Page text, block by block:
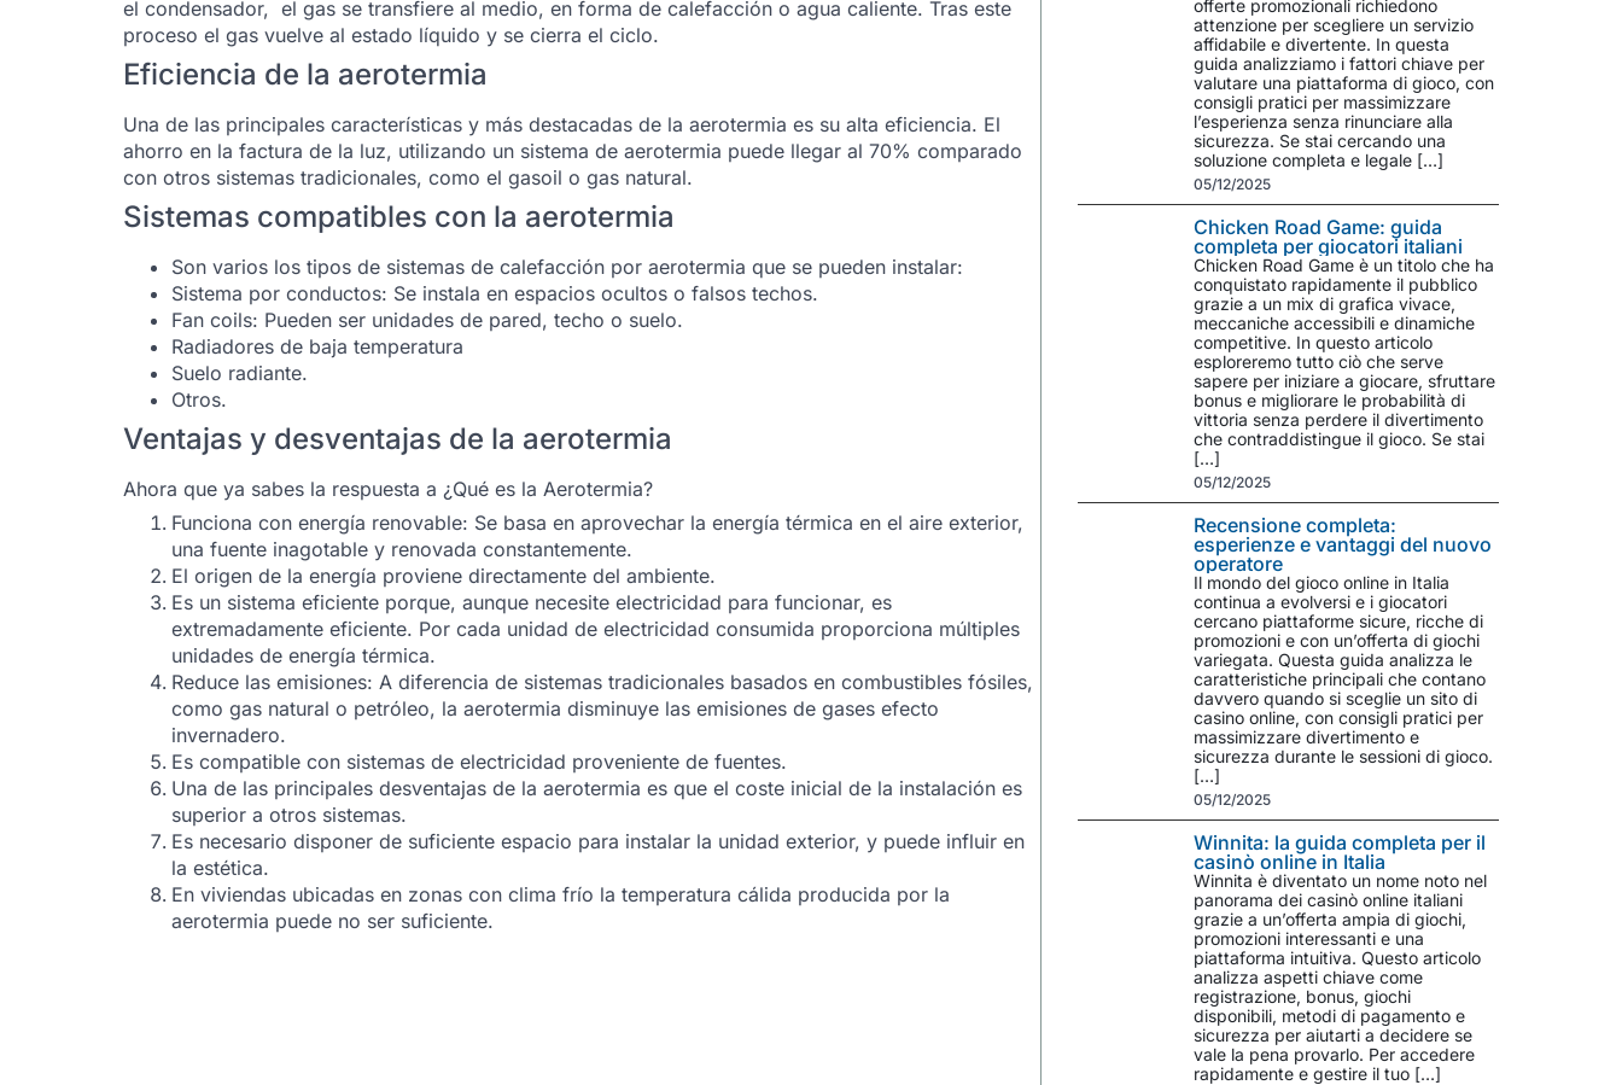
el condensador, el gas se transfiere al medio, en forma de calefacción o agua caliente. Tras este
proceso el gas vuelve al estado líquido y se cierra el ciclo.
Eficiencia de la aerotermia
Una de las principales características y más destacadas de la aerotermia es su alta eficiencia. El
ahorro en la factura de la luz, utilizando un sistema de aerotermia puede llegar al 70% comparado
con otros sistemas tradicionales, como el gasoil o gas natural.
Sistemas compatibles con la aerotermia
Son varios los tipos de sistemas de calefacción por aerotermia que se pueden instalar:
Sistema por conductos: Se instala en espacios ocultos o falsos techos.
Fan coils: Pueden ser unidades de pared, techo o suelo.
Radiadores de baja temperatura
Suelo radiante.
Otros.
Ventajas y desventajas de la aerotermia
Ahora que ya sabes la respuesta a ¿Qué es la Aerotermia?
Funciona con energía renovable: Se basa en aprovechar la energía térmica en el aire exterior,
una fuente inagotable y renovada constantemente.
El origen de la energía proviene directamente del ambiente.
Es un sistema eficiente porque, aunque necesite electricidad para funcionar, es
extremadamente eficiente. Por cada unidad de electricidad consumida proporciona múltiples
unidades de energía térmica.
Reduce las emisiones: A diferencia de sistemas tradicionales basados en combustibles fósiles,
como gas natural o petróleo, la aerotermia disminuye las emisiones de gases efecto
invernadero.
Es compatible con sistemas de electricidad proveniente de fuentes.
Una de las principales desventajas de la aerotermia es que el coste inicial de la instalación es
superior a otros sistemas.
Es necesario disponer de suficiente espacio para instalar la unidad exterior, y puede influir en
la estética.
En viviendas ubicadas en zonas con clima frío la temperatura cálida producida por la
aerotermia puede no ser suficiente.
offerte promozionali richiedono
attenzione per scegliere un servizio
affidabile e divertente. In questa
guida analizziamo i fattori chiave per
valutare una piattaforma di gioco, con
consigli pratici per massimizzare
l’esperienza senza rinunciare alla
sicurezza. Se stai cercando una
soluzione completa e legale […]
05/12/2025
Chicken Road Game: guida
completa per giocatori italiani
Chicken Road Game è un titolo che ha
conquistato rapidamente il pubblico
grazie a un mix di grafica vivace,
meccaniche accessibili e dinamiche
competitive. In questo articolo
esploreremo tutto ciò che serve
sapere per iniziare a giocare, sfruttare
bonus e migliorare le probabilità di
vittoria senza perdere il divertimento
che contraddistingue il gioco. Se stai
[…]
05/12/2025
Recensione completa:
esperienze e vantaggi del nuovo
operatore
Il mondo del gioco online in Italia
continua a evolversi e i giocatori
cercano piattaforme sicure, ricche di
promozioni e con un’offerta di giochi
variegata. Questa guida analizza le
caratteristiche principali che contano
davvero quando si sceglie un sito di
casino online, con consigli pratici per
massimizzare divertimento e
sicurezza durante le sessioni di gioco.
[…]
05/12/2025
Winnita: la guida completa per il
casinò online in Italia
Winnita è diventato un nome noto nel
panorama dei casinò online italiani
grazie a un’offerta ampia di giochi,
promozioni interessanti e una
piattaforma intuitiva. Questo articolo
analizza aspetti chiave come
registrazione, bonus, giochi
disponibili, metodi di pagamento e
sicurezza per aiutarti a decidere se
vale la pena provarlo. Per accedere
rapidamente e gestire il tuo […]